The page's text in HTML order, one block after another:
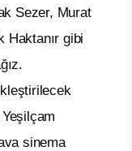
Sezer, Murat
Haktanır gibi
sinema